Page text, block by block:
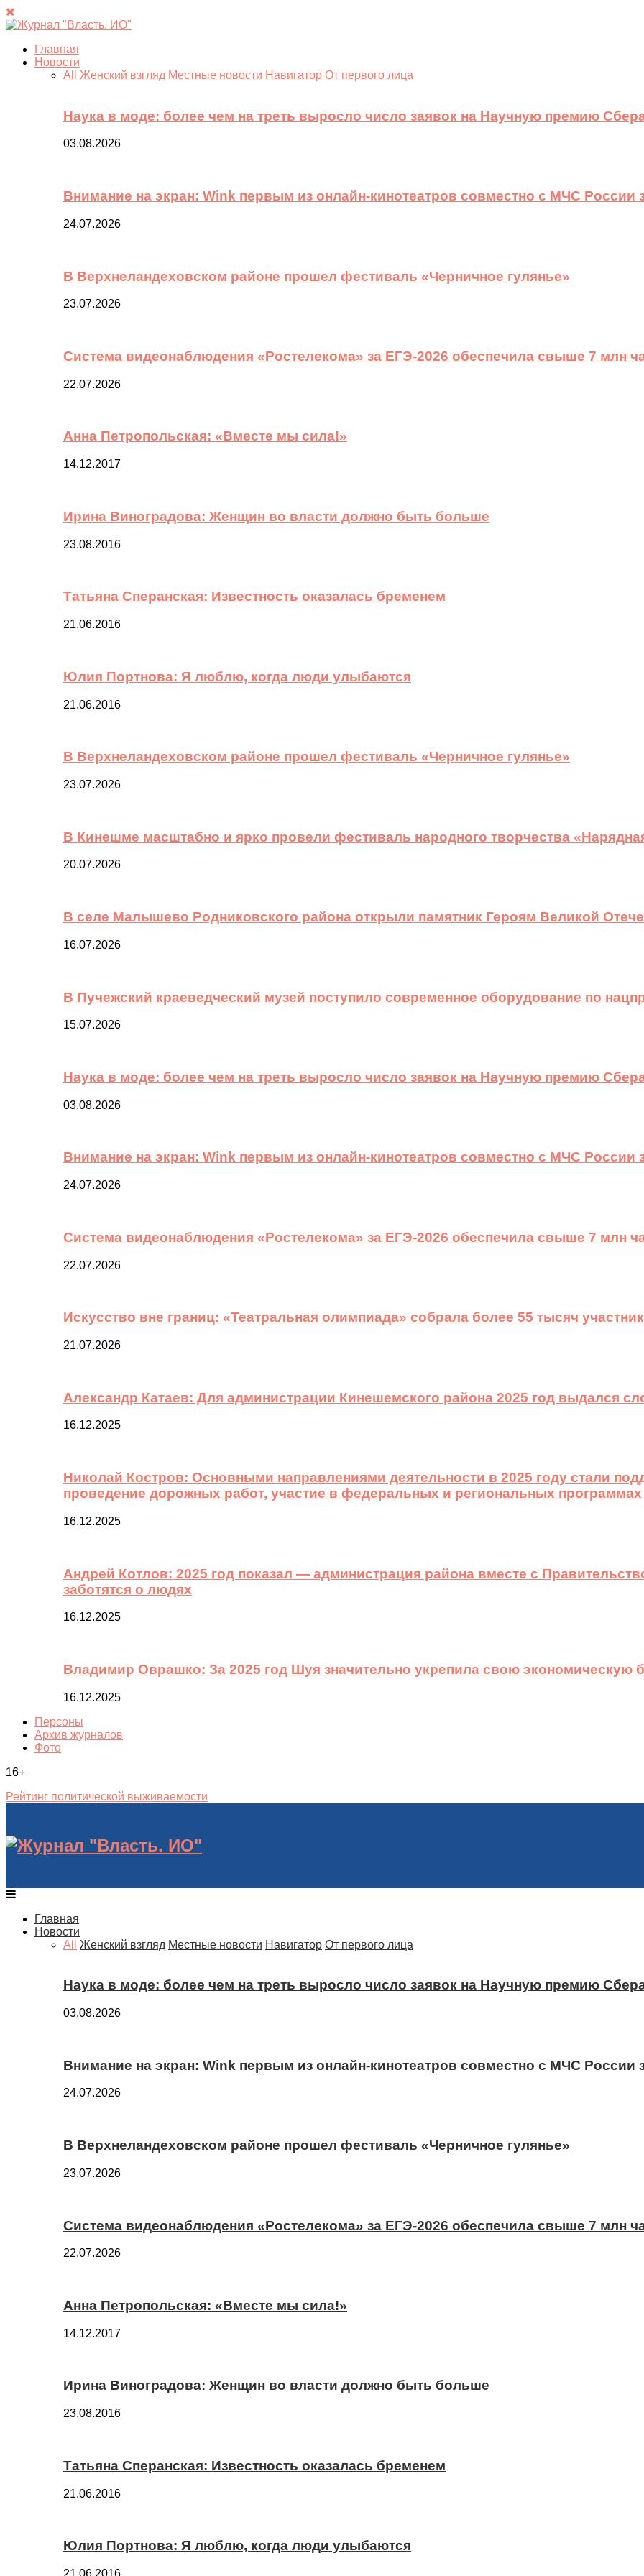
Главная
Новости
All
Женский взгляд Местные новости Навигатор От первого лица
Наука в моде: более чем на треть выросло число заявок на Научную премию
03.08.2026
Внимание на экран: Wink первым из онлайн-кинотеатров совместно с МЧС России
24.07.2026
В Верхнеландеховском районе прошел фестиваль «Черничное гулянье»
23.07.2026
Система видеонаблюдения «Ростелекома» за ЕГЭ-2026 обеспечила свыше 7 млн
22.07.2026
Анна Петропольская: «Вместе мы сила!»
14.12.2017
Ирина Виноградова: Женщин во власти должно быть больше
23.08.2016
Татьяна Сперанская: Известность оказалась бременем
21.06.2016
Юлия Портнова: Я люблю, когда люди улыбаются
21.06.2016
В Верхнеландеховском районе прошел фестиваль «Черничное гулянье»
23.07.2026
В Кинешме масштабно и ярко провели фестиваль народного творчества
20.07.2026
В селе Малышево Родниковского района открыли памятник Героям Великой
16.07.2026
В Пучежский краеведческий музей поступило современное оборудование по
15.07.2026
Наука в моде: более чем на треть выросло число заявок на Научную премию
03.08.2026
Внимание на экран: Wink первым из онлайн-кинотеатров совместно с МЧС России
24.07.2026
Система видеонаблюдения «Ростелекома» за ЕГЭ-2026 обеспечила свыше 7 млн
22.07.2026
Искусство вне границ: «Театральная олимпиада» собрала более 55 тысяч
21.07.2026
Александр Катаев: Для администрации Кинешемского района 2025 год выдался
16.12.2025
Николай Костров: Основными направлениями деятельности в 2025 году стали
проведение дорожных работ, участие в федеральных и региональных программах
16.12.2025
Андрей Котлов: 2025 год показал — администрация района вместе с
заботятся о людях
16.12.2025
Владимир Оврашко: За 2025 год Шуя значительно укрепила свою экономическую
16.12.2025
Персоны
Архив журналов
Фото
16+
Рейтинг политической выживаемости
Главная
Новости
All
Женский взгляд Местные новости Навигатор От первого лица
Наука в моде: более чем на треть выросло число заявок на Научную премию
03.08.2026
Внимание на экран: Wink первым из онлайн-кинотеатров совместно с МЧС России
24.07.2026
В Верхнеландеховском районе прошел фестиваль «Черничное гулянье»
23.07.2026
Система видеонаблюдения «Ростелекома» за ЕГЭ-2026 обеспечила свыше 7 млн
22.07.2026
Анна Петропольская: «Вместе мы сила!»
14.12.2017
Ирина Виноградова: Женщин во власти должно быть больше
23.08.2016
Татьяна Сперанская: Известность оказалась бременем
21.06.2016
Юлия Портнова: Я люблю, когда люди улыбаются
21.06.2016